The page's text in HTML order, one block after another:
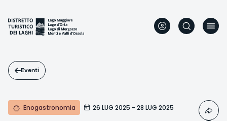
contenuto
principale
Eventi
Enogastronomia 26 LUG 2025 - 28 LUG 2025